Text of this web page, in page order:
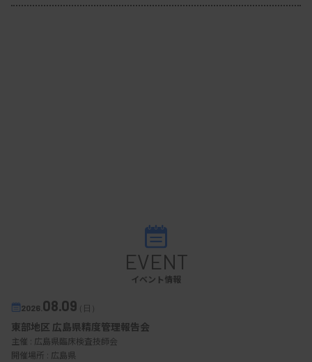
EVENT
イベント情報
2026. 08.09（日）
東部地区 広島県精度管理報告会
主催 : 広島県臨床検査技師会
開催場所 : 広島県